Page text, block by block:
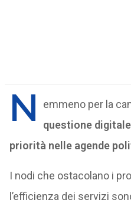
N emmeno per la
questione
priorità nelle agende
I nodi che ostacolano i
l’efficienza dei servizi